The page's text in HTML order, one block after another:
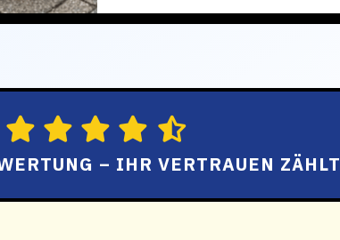
– IHR VERTRAUEN ZÄHLT